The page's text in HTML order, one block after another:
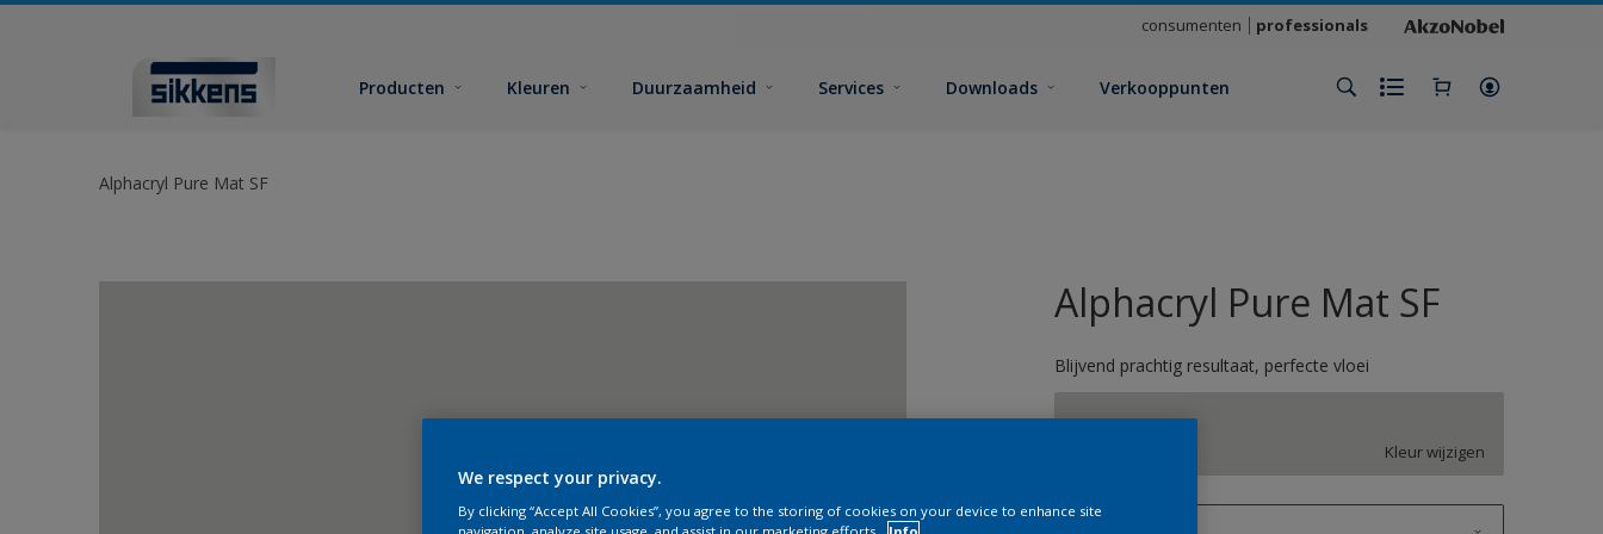
consumenten professionals
Producten Kleuren Duurzaamheid Services Downloads Verkooppunten
Alphacryl Pure Mat SF
Alphacryl Pure Mat SF
Blijvend prachtig resultaat, perfecte vloei
ON.00.78
Kleur wijzigen
We respect your privacy.
By clicking “Accept All Cookies”, you agree to the storing of cookies on your device to enhance site